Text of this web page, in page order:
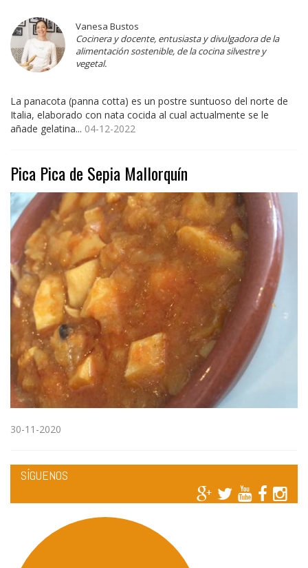
Vanesa Bustos
Cocinera y docente, entusiasta y divulgadora de la
alimentación sostenible, de la cocina silvestre y
vegetal.
La panacota (panna cotta) es un postre suntuoso del norte de
Italia, elaborado con nata cocida al cual actualmente se le
añade gelatina... 04-12-2022
Pica Pica de Sepia Mallorquín
30-11-2020
SÍGUENOS